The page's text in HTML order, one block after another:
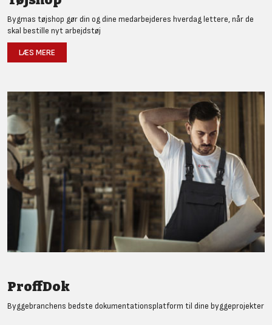
Bygmas tøjshop gør din og dine medarbejderes hverdag lettere, når de
skal bestille nyt arbejdstøj
LÆS MERE
ProffDok
Byggebranchens bedste dokumentationsplatform til dine byggeprojekter